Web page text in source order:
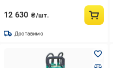
12 630 ₴/шт.
Доставимо